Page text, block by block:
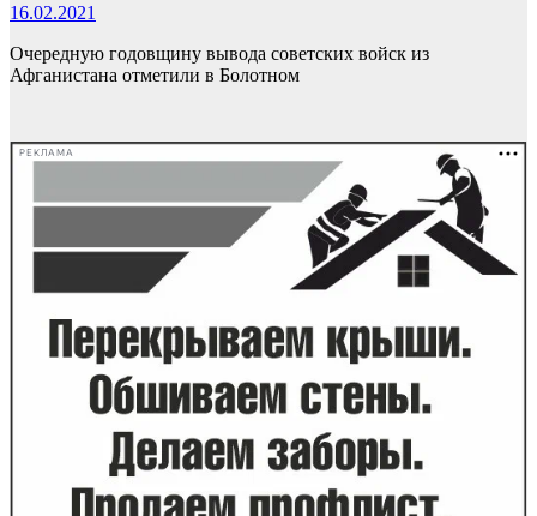
16.02.2021
Очередную годовщину вывода советских войск из
Афганистана отметили в Болотном
РЕКЛАМА